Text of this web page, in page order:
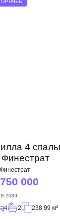
4
Финестрат
Финестрат
750 000
B-2089
4 2 238.99 м²